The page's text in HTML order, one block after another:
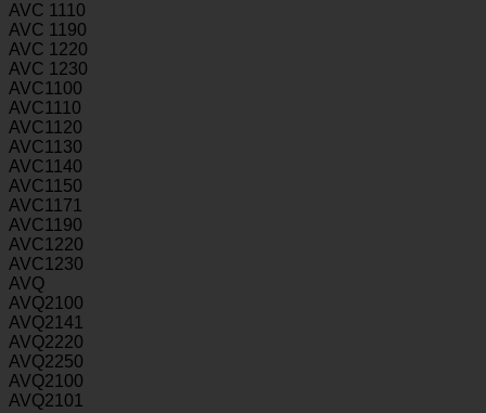
AVC 1110
AVC 1190
AVC 1220
AVC 1230
AVC1100
AVC1110
AVC1120
AVC1130
AVC1140
AVC1150
AVC1171
AVC1190
AVC1220
AVC1230
AVQ
AVQ2100
AVQ2141
AVQ2220
AVQ2250
AVQ2100
AVQ2101